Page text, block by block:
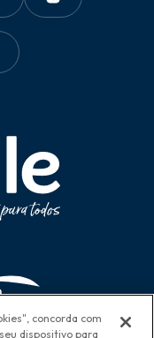
concorda com
dispositivo para